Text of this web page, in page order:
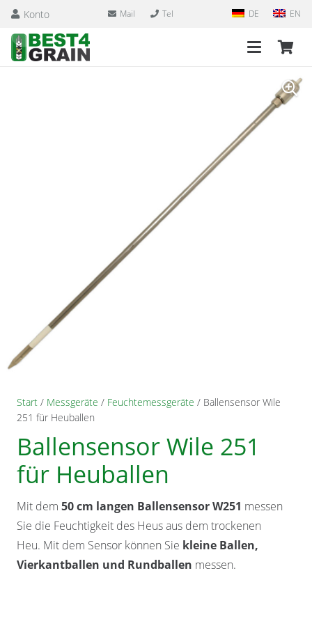
Konto Mail Tel DE EN
Start / Messgeräte / Feuchtemessgeräte / Ballensensor Wile
251 für Heuballen
Ballensensor Wile 251
für Heuballen
Mit dem 50 cm langen Ballensensor W251 messen
Sie die Feuchtigkeit des Heus aus dem trockenen
Heu. Mit dem Sensor können Sie kleine Ballen,
Vierkantballen und Rundballen messen.